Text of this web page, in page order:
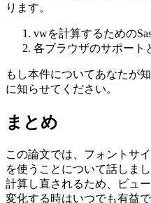
ります。
vwを計算するための
各ブラウザのサポート
もし本件についてあなたが
に知らせてください。
まとめ
この論文では、フォントサ
を使うことについて話しま
計算し直されるため、ビュ
変化する時はいつでも有益で